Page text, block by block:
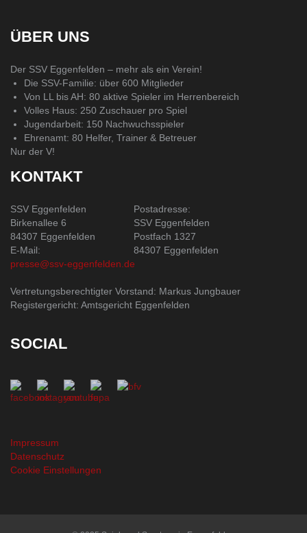
ÜBER UNS
Der SSV Eggenfelden – mehr als ein Verein!
Die SSV-Familie: über 600 Mitglieder
Von LL bis AH: 80 aktive Spieler im Herrenbereich
Volles Haus: 250 Zuschauer pro Spiel
Jugendarbeit: 150 Nachwuchsspieler
Ehrenamt: 80 Helfer, Trainer & Betreuer
Nur der V!
KONTAKT
SSV Eggenfelden
Birkenallee 6
84307 Eggenfelden
E-Mail:
presse@ssv-eggenfelden.de
Postadresse:
SSV Eggenfelden
Postfach 1327
84307 Eggenfelden
Vertretungsberechtigter Vorstand: Markus Jungbauer
Registergericht: Amtsgericht Eggenfelden
SOCIAL
Impressum
Datenschutz
Cookie Einstellungen